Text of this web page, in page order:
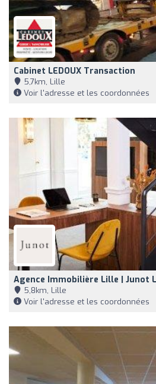
Cabinet LEDOUX Transaction
5,7km, Lille
Voir l'adresse et les coordonnées
Agence Immobilière Lille | Junot
5,8km, Lille
Voir l'adresse et les coordonnées